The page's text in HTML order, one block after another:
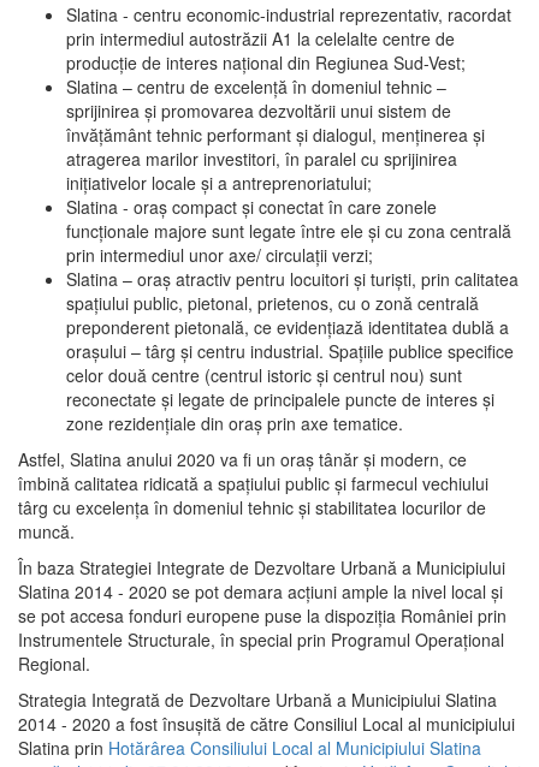
Slatina - centru economic-industrial reprezentativ, racordat
prin intermediul autostrăzii A1 la celelalte centre de
producţie de interes naţional din Regiunea Sud-Vest;
Slatina – centru de excelenţă în domeniul tehnic –
sprijinirea şi promovarea dezvoltării unui sistem de
învăţământ tehnic performant şi dialogul, menţinerea şi
atragerea marilor investitori, în paralel cu sprijinirea
iniţiativelor locale şi a antreprenoriatului;
Slatina - oraş compact şi conectat în care zonele
funcţionale majore sunt legate între ele şi cu zona centrală
prin intermediul unor axe/ circulații verzi;
Slatina – oraş atractiv pentru locuitori şi turişti, prin calitatea
spaţiului public, pietonal, prietenos, cu o zonă centrală
preponderent pietonală, ce evidenţiază identitatea dublă a
oraşului – târg şi centru industrial. Spaţiile publice specifice
celor două centre (centrul istoric şi centrul nou) sunt
reconectate şi legate de principalele puncte de interes şi
zone rezidenţiale din oraş prin axe tematice.
Astfel, Slatina anului 2020 va fi un oraş tânăr şi modern, ce
îmbină calitatea ridicată a spaţiului public şi farmecul vechiului
târg cu excelenţa în domeniul tehnic şi stabilitatea locurilor de
muncă.
În baza Strategiei Integrate de Dezvoltare Urbană a Municipiului
Slatina 2014 - 2020 se pot demara acţiuni ample la nivel local şi
se pot accesa fonduri europene puse la dispoziţia României prin
Instrumentele Structurale, în special prin Programul Operațional
Regional.
Strategia Integrată de Dezvoltare Urbană a Municipiului Slatina
2014 - 2020 a fost însuşită de către Consiliul Local al municipiului
Slatina prin Hotărârea Consiliului Local al Municipiului Slatina